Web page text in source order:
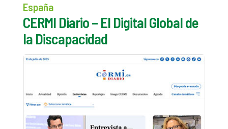
España
CERMI Diario – El Digital Global de
la Discapacidad